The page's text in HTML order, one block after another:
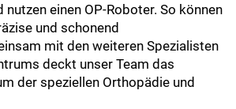
nutzen einen OP-Roboter. So können
und schonend
mit den weiteren Spezialisten
deckt unser Team das
der speziellen Orthopädie und